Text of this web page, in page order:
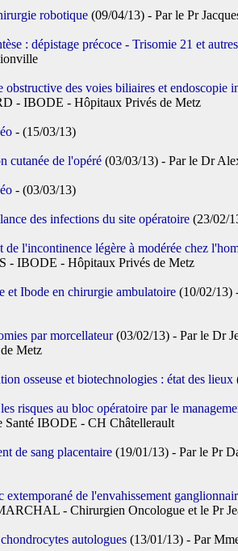
robotique (09/04/13) - Par le Pr
: dépistage précoce - Trisomie 21 et
obstructive des voies biliaires et endoscopie
- IBODE - Hôpitaux Privés de Metz
- (15/03/13)
cutanée de l'opéré (03/03/13) - Par le Dr
- (03/03/13)
des infections du site opératoire (23/02/
de l'incontinence légère à modérée chez
- IBODE - Hôpitaux Privés de Metz
et Ibode en chirurgie ambulatoire (10/02/13)
par morcellateur(03/02/13) - Par le Dr
Metz
osseuse et biotechnologies : état des lieux
risques au bloc opératoire par le
Santé IBODE - CH Châtellerault
de sang placentaire (19/01/13) - Par le Pr
extemporané de l'envahissement
- Chirurgien Oncologue et le Pr
autologues (13/01/13) - Par